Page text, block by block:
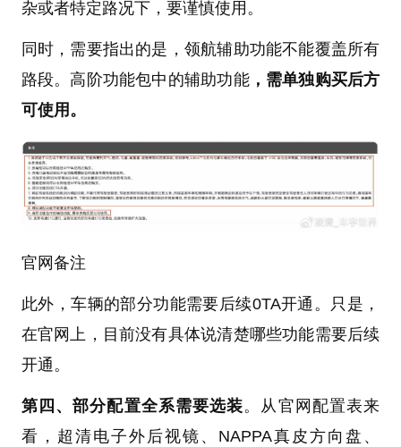
杂或者特定路况下，要谨慎使用。
同时，需要指出的是，领航辅助功能不能覆盖所有
路段。高阶功能包中的辅助功能，需单独购买后方
可使用。
官网备注
此外，车辆的部分功能需要后续0TA开通。只是，
在官网上，目前没有具体说清楚哪些功能需要后续
开通。
第四、部分配置全系需要选装。从官网配置表来
看，超清电子外后视镜、NAPPA真皮方向盘、